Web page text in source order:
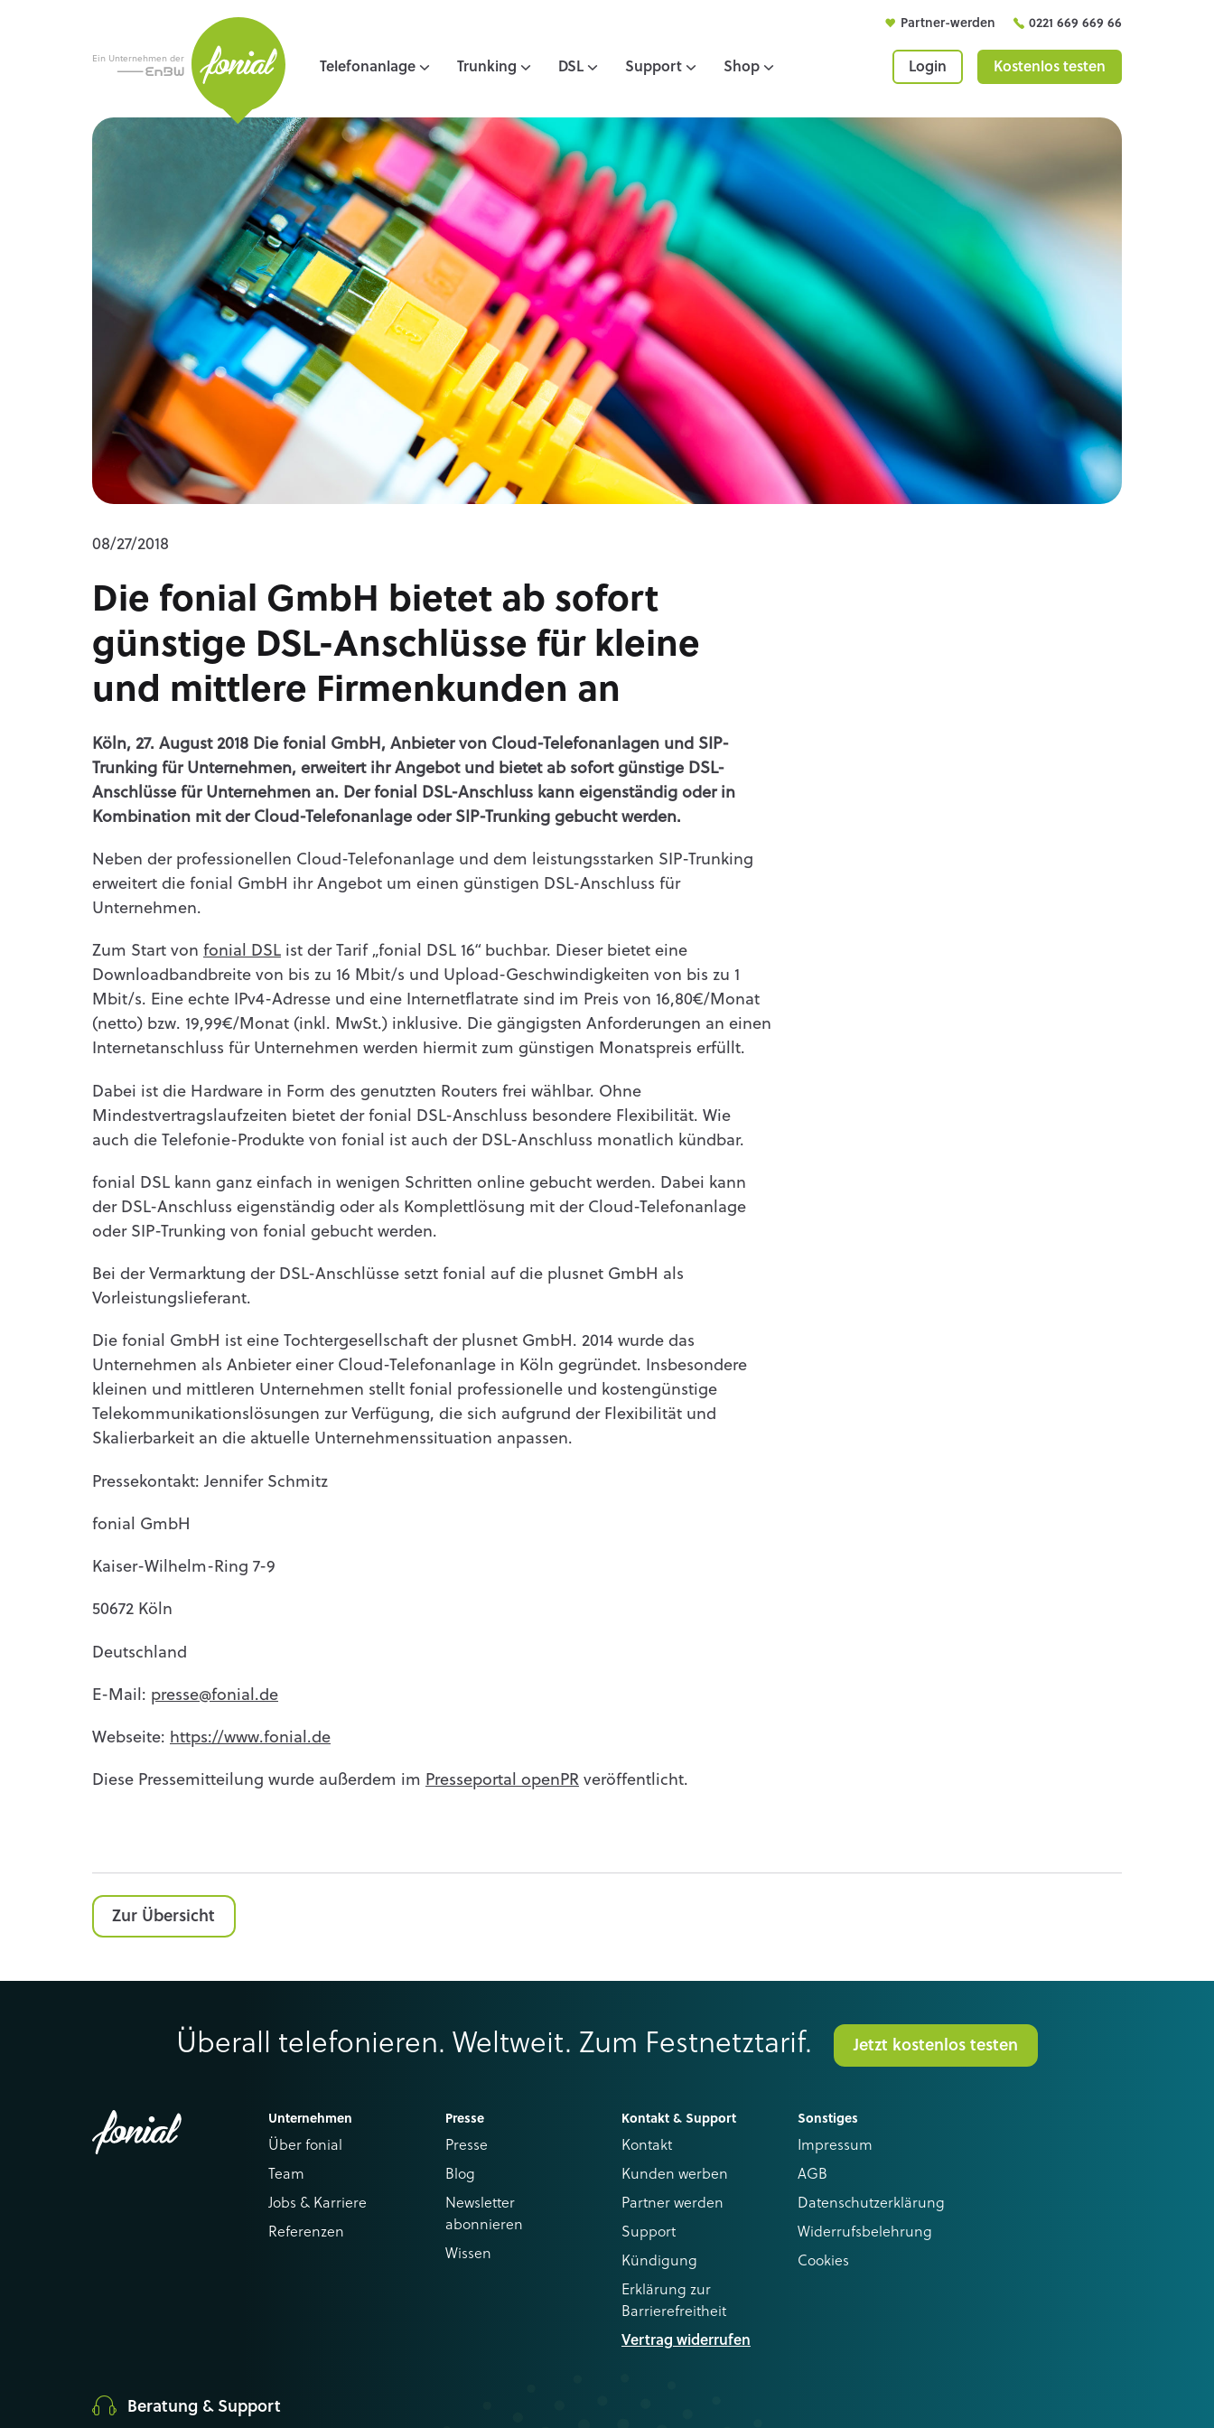
Ein Unternehmen der
Telefonanlage Trunking DSL Support Shop Login Kostenlos testen
Partner-werden 0221 669 669 66
08/27/2018
Die fonial GmbH bietet ab sofort
günstige DSL-Anschlüsse für kleine
und mittlere Firmenkunden an
Köln, 27. August 2018 Die fonial GmbH, Anbieter von Cloud-Telefonanlagen und SIP-
Trunking für Unternehmen, erweitert ihr Angebot und bietet ab sofort günstige DSL-
Anschlüsse für Unternehmen an. Der fonial DSL-Anschluss kann eigenständig oder in
Kombination mit der Cloud-Telefonanlage oder SIP-Trunking gebucht werden.
Neben der professionellen Cloud-Telefonanlage und dem leistungsstarken SIP-Trunking
erweitert die fonial GmbH ihr Angebot um einen günstigen DSL-Anschluss für
Unternehmen.
Zum Start von fonial DSL ist der Tarif „fonial DSL 16“ buchbar. Dieser bietet eine
Downloadbandbreite von bis zu 16 Mbit/s und Upload-Geschwindigkeiten von bis zu 1
Mbit/s. Eine echte IPv4-Adresse und eine Internetflatrate sind im Preis von 16,80€/Monat
(netto) bzw. 19,99€/Monat (inkl. MwSt.) inklusive. Die gängigsten Anforderungen an einen
Internetanschluss für Unternehmen werden hiermit zum günstigen Monatspreis erfüllt.
Dabei ist die Hardware in Form des genutzten Routers frei wählbar. Ohne
Mindestvertragslaufzeiten bietet der fonial DSL-Anschluss besondere Flexibilität. Wie
auch die Telefonie-Produkte von fonial ist auch der DSL-Anschluss monatlich kündbar.
fonial DSL kann ganz einfach in wenigen Schritten online gebucht werden. Dabei kann
der DSL-Anschluss eigenständig oder als Komplettlösung mit der Cloud-Telefonanlage
oder SIP-Trunking von fonial gebucht werden.
Bei der Vermarktung der DSL-Anschlüsse setzt fonial auf die plusnet GmbH als
Vorleistungslieferant.
Die fonial GmbH ist eine Tochtergesellschaft der plusnet GmbH. 2014 wurde das
Unternehmen als Anbieter einer Cloud-Telefonanlage in Köln gegründet. Insbesondere
kleinen und mittleren Unternehmen stellt fonial professionelle und kostengünstige
Telekommunikationslösungen zur Verfügung, die sich aufgrund der Flexibilität und
Skalierbarkeit an die aktuelle Unternehmenssituation anpassen.
Pressekontakt: Jennifer Schmitz
fonial GmbH
Kaiser-Wilhelm-Ring 7-9
50672 Köln
Deutschland
E-Mail: presse@fonial.de
Webseite: https://www.fonial.de
Diese Pressemitteilung wurde außerdem im Presseportal openPR veröffentlicht.
Zur Übersicht
Überall telefonieren. Weltweit. Zum Festnetztarif. Jetzt kostenlos testen
Unternehmen
Über fonial
Team
Jobs & Karriere
Referenzen
Presse
Presse
Blog
Newsletter
abonnieren
Wissen
Kontakt & Support
Kontakt
Kunden werben
Partner werden
Support
Kündigung
Erklärung zur
Barrierefreitheit
Vertrag widerrufen
Sonstiges
Impressum
AGB
Datenschutzerklärung
Widerrufsbelehrung
Cookies
Beratung & Support